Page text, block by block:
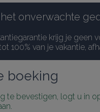
het onverwachte
krijg je geen
100% van je vakantie,
boeking
te bevestigen, logt u in